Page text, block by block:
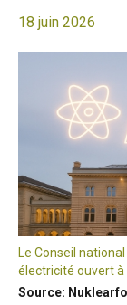
18 juin 2026
Le Conseil
électricité ouvert à
Source: